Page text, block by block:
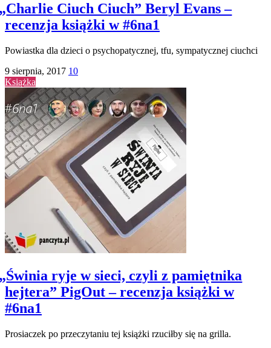
Charlie Ciuch Ciuch” Beryl Evans –
recenzja książki w #6na1
Powiastka dla dzieci o psychopatycznej, tfu, sympatycznej ciuchci
9 sierpnia, 2017 10
Książka
Świnia ryje w sieci, czyli z pamiętnika
hejtera” PigOut – recenzja książki w
#6na1
Prosiaczek po przeczytaniu tej książki rzuciłby się na grilla.